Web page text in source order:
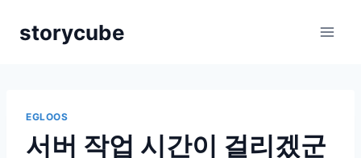
storycube
EGLOOS
서버 작업 시간이 걸리겠군